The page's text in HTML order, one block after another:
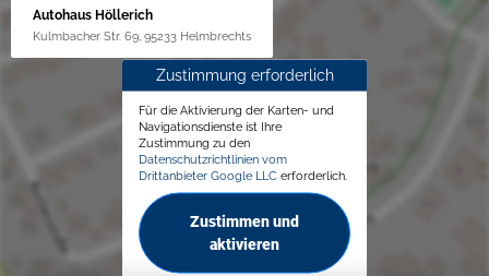
Autohaus Höllerich
Kulmbacher Str. 69, 95233 Helmbrechts
Zustimmung erforderlich
Für die Aktivierung der Karten- und
Navigationsdienste ist Ihre
Zustimmung zu den
Datenschutzrichtlinien vom
Drittanbieter Google LLC erforderlich.
Zustimmen und
aktivieren